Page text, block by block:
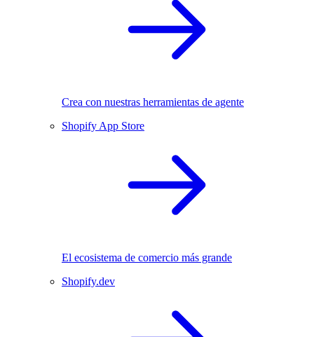
Crea con nuestras herramientas de agente
Shopify App Store
El ecosistema de comercio más grande
Shopify.dev